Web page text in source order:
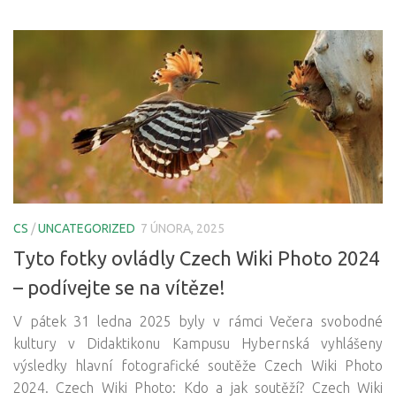
CS /UNCATEGORIZED 7 ÚNORA, 2025
Tyto fotky ovládly Czech Wiki Photo 2024
– podívejte se na vítěze!
V pátek 31 ledna 2025 byly v rámci Večera svobodné
kultury v Didaktikonu Kampusu Hybernská vyhlášeny
výsledky hlavní fotografické soutěže Czech Wiki Photo
2024. Czech Wiki Photo: Kdo a jak soutěží? Czech Wiki